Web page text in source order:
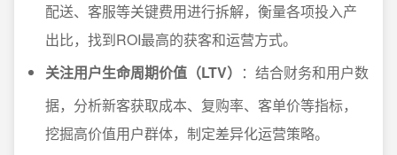
配送、客服等关键费用进行拆解，衡量各项投入产
出比，找到ROI最高的获客和运营方式。
关注用户生命周期价值（LTV） ：结合财务和用户数
据，分析新客获取成本、复购率、客单价等指标，
挖掘高价值用户群体，制定差异化运营策略。